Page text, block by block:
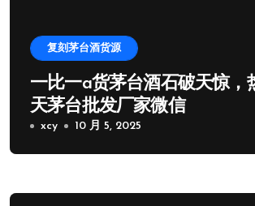
复刻茅台酒货源
一比一a货茅台酒石破天惊，
天茅台批发厂家微信
xcy 10 月 5, 2025